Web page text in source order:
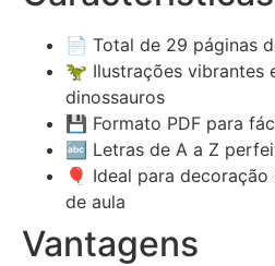
📄 Total de 29 páginas
🦖 Ilustrações vibrantes
dinossauros
💾 Formato PDF para
🔤 Letras de A a Z
🎈 Ideal para
de aula
Vantagens